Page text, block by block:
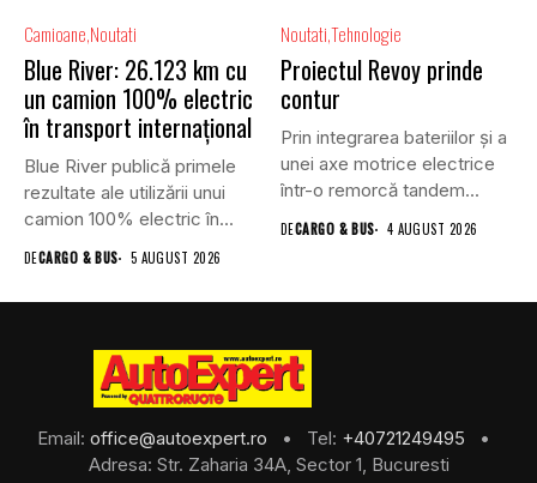
Camioane Noutati
Blue River: 26.123 km cu
un camion 100% electric
în transport internațional
Blue River publică primele
rezultate ale utilizării unui
camion 100% electric în...
DECARGO & BUS 5 AUGUST 2026
NoutatiTehnologie
Proiectul Revoy prinde
contur
Prin integrarea bateriilor și a
unei axe motrice electrice
într-o remorcă tandem...
DECARGO & BUS 4 AUGUST 2026
Email: office@autoexpert.ro • Tel: +40721249495
•
Adresa: Str. Zaharia 34A, Sector 1, Bucuresti